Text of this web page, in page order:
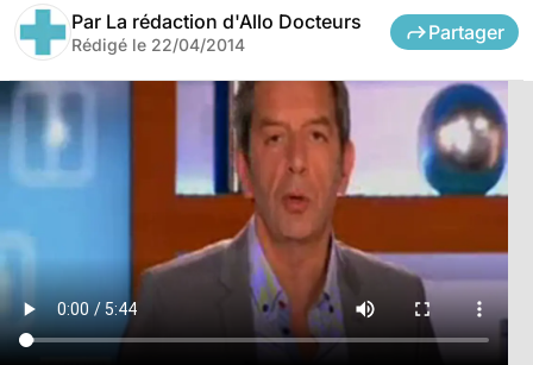
Par La rédaction d'Allo Docteurs
Rédigé le 22/04/2014
Partager